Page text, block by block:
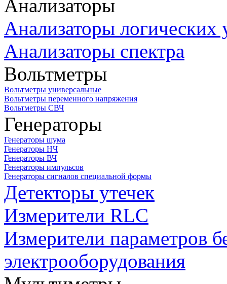
Анализаторы
Анализаторы логических
Анализаторы спектра
Вольтметры
Вольтметры универсальные
Вольтметры переменного напряжения
Вольтметры СВЧ
Генераторы
Генераторы шума
Генераторы НЧ
Генераторы ВЧ
Генераторы импульсов
Генераторы сигналов специальной формы
Детекторы утечек
Измерители RLC
Измерители параметров
электрооборудования